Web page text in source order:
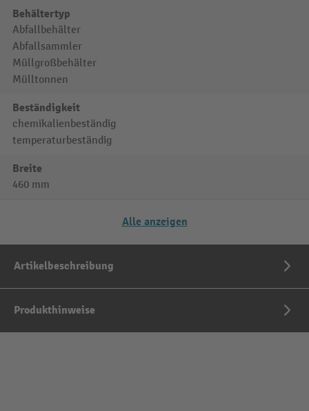
Behältertyp
Abfallbehälter
Abfallsammler
Müllgroßbehälter
Mülltonnen
Beständigkeit
chemikalienbeständig
temperaturbeständig
Breite
460 mm
Alle anzeigen
Artikelbeschreibung
Produkthinweise